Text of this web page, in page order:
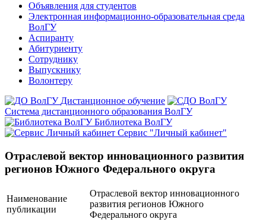
Объявления для студентов
Электронная информационно-образовательная среда
ВолГУ
Аспиранту
Абитуриенту
Сотруднику
Выпускнику
Волонтеру
Дистанционное обучение
Система дистанционного образования ВолГУ
Библиотека ВолГУ
Сервис "Личный кабинет"
Отраслевой вектор инновационного развития
регионов Южного Федерального округа
Наименование
публикации
Отраслевой вектор инновационного
развития регионов Южного
Федерального округа